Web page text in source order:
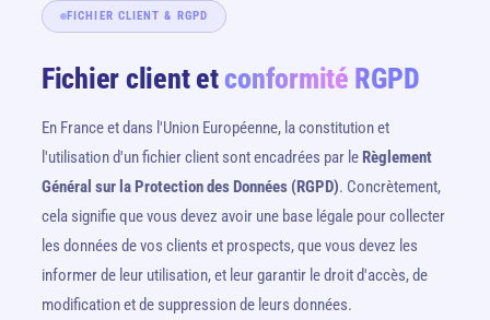
FICHIER CLIENT & RGPD
Fichier client et conformité RGPD
En France et dans l'Union Européenne, la constitution et
l'utilisation d'un fichier client sont encadrées par le Règlement
Général sur la Protection des Données (RGPD). Concrètement,
cela signifie que vous devez avoir une base légale pour collecter
les données de vos clients et prospects, que vous devez les
informer de leur utilisation, et leur garantir le droit d'accès, de
modification et de suppression de leurs données.